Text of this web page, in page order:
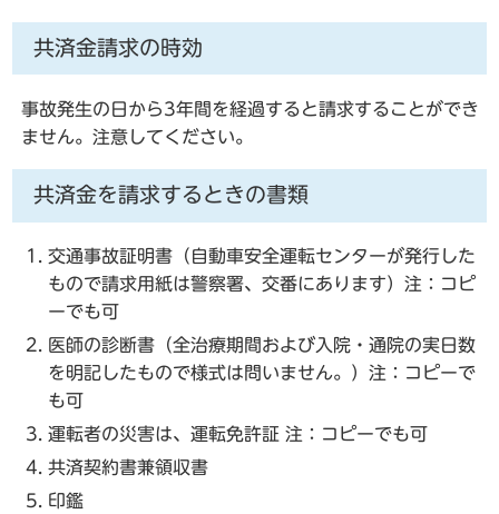
共済金請求の時効
事故発生の日から3年間を経過すると請求することができ
ません。注意してください。
共済金を請求するときの書類
交通事故証明書（自動車安全運転センターが発行した
もので請求用紙は警察署、交番にあります）注：コピ
ーでも可
医師の診断書（全治療期間および入院・通院の実日数
を明記したもので様式は問いません。）注：コピーで
も可
運転者の災害は、運転免許証 注：コピーでも可
共済契約書兼領収書
印鑑